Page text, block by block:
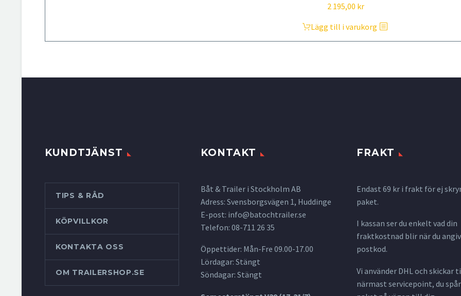
2 195,00 kr
Lägg till i varukorg
KUNDTJÄNST
TIPS & RÅD
KÖPVILLKOR
KONTAKTA OSS
OM TRAILERSHOP.SE
KONTAKT
Båt & Trailer i Stockholm AB
Adress: Svensborgsvägen 1, Huddinge
E-post: info@batochtrailer.se
Telefon: 08-711 26 35
Öppettider: Mån-Fre 09.00-17.00
Lördagar: Stängt
Söndagar: Stängt
FRAKT
Endast 69 kr i frakt för ej
paket.
I kassan ser du enkelt vad din
fraktkostnad blir när du
postkod.
Vi använder DHL och skickar
närmast servicepoint, du